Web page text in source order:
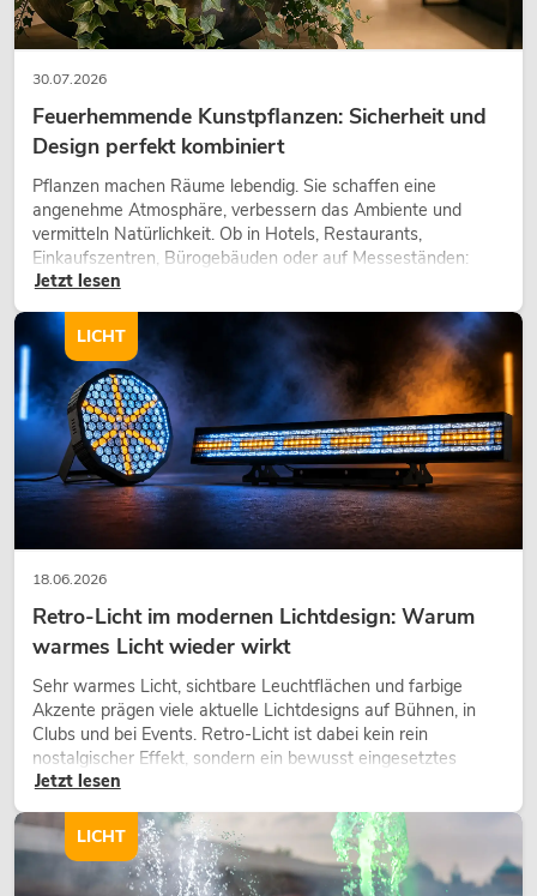
30.07.2026
Feuerhemmende Kunstpflanzen: Sicherheit und
Design perfekt kombiniert
Pflanzen machen Räume lebendig. Sie schaffen eine
angenehme Atmosphäre, verbessern das Ambiente und
vermitteln Natürlichkeit. Ob in Hotels, Restaurants,
Einkaufszentren, Bürogebäuden oder auf Messeständen:
eine hochwertige Begrünung gehört heute längst zum
Jetzt lesen
18.06.2026
Retro-Licht im modernen Lichtdesign: Warum
warmes Licht wieder wirkt
Sehr warmes Licht, sichtbare Leuchtflächen und farbige
Akzente prägen viele aktuelle Lichtdesigns auf Bühnen, in
Clubs und bei Events. Retro-Licht ist dabei kein rein
nostalgischer Effekt, sondern ein bewusst eingesetztes
Gestaltungsmittel: Es schafft Atmosphäre, gibt Szenen
wirken lassen.
Jetzt lesen
LICHT
LICHT